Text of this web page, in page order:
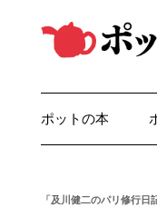
テ
キ
プ
ポットの本
「及川健二のパリ修行日